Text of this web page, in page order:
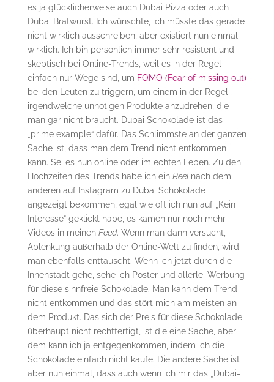
es ja glücklicherweise auch Dubai Pizza oder auch
Dubai Bratwurst. Ich wünschte, ich müsste das gerade
nicht wirklich ausschreiben, aber existiert nun einmal
wirklich. Ich bin persönlich immer sehr resistent und
skeptisch bei Online-Trends, weil es in der Regel
einfach nur Wege sind, um FOMO (Fear of missing out)
bei den Leuten zu triggern, um einem in der Regel
irgendwelche unnötigen Produkte anzudrehen, die
man gar nicht braucht. Dubai Schokolade ist das
„prime example“ dafür. Das Schlimmste an der ganzen
Sache ist, dass man dem Trend nicht entkommen
kann. Sei es nun online oder im echten Leben. Zu den
Hochzeiten des Trends habe ich ein Reel nach dem
anderen auf Instagram zu Dubai Schokolade
angezeigt bekommen, egal wie oft ich nun auf „Kein
Interesse“ geklickt habe, es kamen nur noch mehr
Videos in meinen Feed. Wenn man dann versucht,
Ablenkung außerhalb der Online-Welt zu finden, wird
man ebenfalls enttäuscht. Wenn ich jetzt durch die
Innenstadt gehe, sehe ich Poster und allerlei Werbung
für diese sinnfreie Schokolade. Man kann dem Trend
nicht entkommen und das stört mich am meisten an
dem Produkt. Das sich der Preis für diese Schokolade
überhaupt nicht rechtfertigt, ist die eine Sache, aber
dem kann ich ja entgegenkommen, indem ich die
Schokolade einfach nicht kaufe. Die andere Sache ist
aber nun einmal, dass auch wenn ich mir das „Dubai-